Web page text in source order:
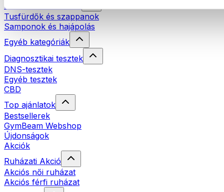
Natúrkozmetikumok
Tusfürdők és szappanok
Samponok és hajápolás
Egyéb kategóriák
Diagnosztikai tesztek
DNS-tesztek
Egyéb tesztek
CBD
Top ajánlatok
Bestsellerek
GymBeam Webshop
Újdonságok
Akciók
Ruházati Akció
Akciós női ruházat
Akciós férfi ruházat